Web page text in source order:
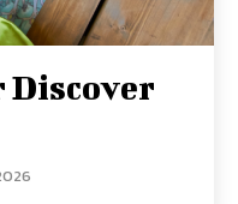
Discover